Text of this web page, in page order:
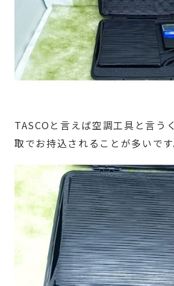
TASCOと言えば空調工具と言う
取でお持込されることが多いです